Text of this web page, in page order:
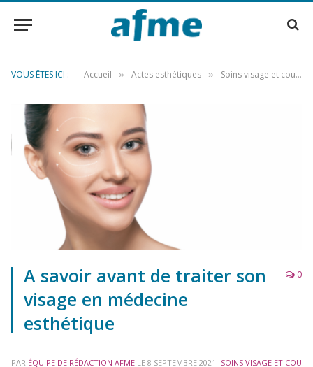
VOUS ÊTES ICI : Accueil » Actes esthétiques » Soins visage et cou
A savoir avant de traiter son
visage en médecine
esthétique
0
PAR ÉQUIPE DE RÉDACTION AFME LE 8 SEPTEMBRE 2021 SOINS VISAGE ET COU